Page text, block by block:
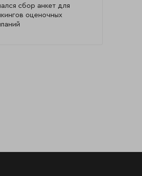
сбор анкет для
оценочных